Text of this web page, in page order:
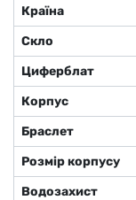
Країна
Скло
Циферблат
Корпус
Браслет
Розмір корпусу
Водозахист